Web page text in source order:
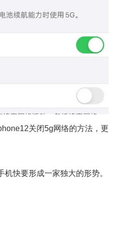
关闭5g网络的方法，更
快要形成一家独大的形势。